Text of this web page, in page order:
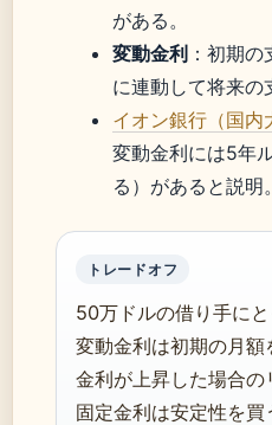
がある。
変動金利 ：初期
に連動して将来の
イオン銀行（国内
変動金利には5年
る）があると説明。
トレードオフ
50万ドルの借り手にと
変動金利は初期の月額
金利が上昇した場合の
固定金利は安定性を買